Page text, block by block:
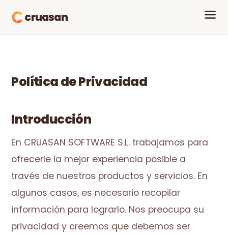
cruasan
Política de Privacidad
Introducción
En CRUASAN SOFTWARE S.L. trabajamos para
ofrecerle la mejor experiencia posible a
través de nuestros productos y servicios. En
algunos casos, es necesario recopilar
información para lograrlo. Nos preocupa su
privacidad y creemos que debemos ser